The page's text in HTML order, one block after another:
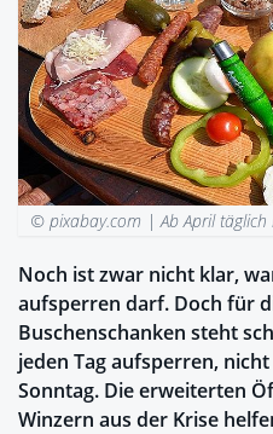
© pixabay.com |Ab April täglich
Noch ist zwar nicht klar,
aufsperren darf. Doch für
Buschenschanken steht
jeden Tag aufsperren,
Sonntag. Die erweiterten
Winzern aus der Krise